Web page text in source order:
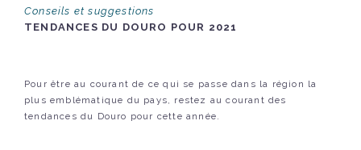
Conseils et suggestions
TENDANCES DU DOURO POUR 2021
Pour être au courant de ce qui se passe dans la région la
plus emblématique du pays, restez au courant des
tendances du Douro pour cette année.